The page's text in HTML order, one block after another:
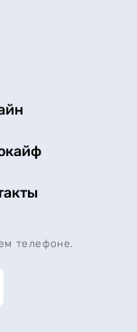
телефоне.